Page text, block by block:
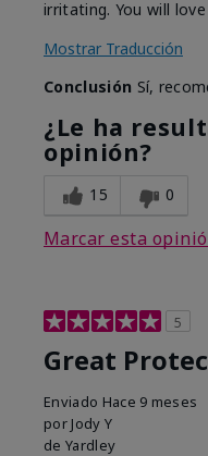
irritating. You will
Mostrar Traducción
Conclusión Sí,
¿Le ha
opinión?
15 0
Marcar esta
5
Great
Enviado Hace 9 meses
por Jody Y
de Yardley